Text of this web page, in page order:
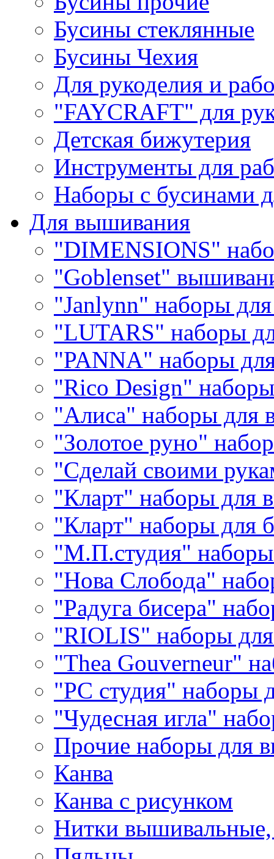
Бусины стеклянные
Бусины Чехия
Для рукоделия и
"FAYCRAFT" для
Детская бижутерия
Инструменты для
Наборы с бусинами
Для вышивания
"DIMENSIONS"
"Goblenset"
"Janlynn" наборы
"LUTARS" наборы
"PANNA" наборы
"Rico Design"
"Алиса" наборы для
"Золотое руно"
"Сделай своими
"Кларт" наборы для
"Кларт" наборы для
"М.П.студия"
"Нова Слобода"
"Радуга бисера"
"RIOLIS" наборы
"Thea Gouverneur"
"РС студия" наборы
"Чудесная игла"
Прочие наборы для
Канва
Канва с рисунком
Нитки